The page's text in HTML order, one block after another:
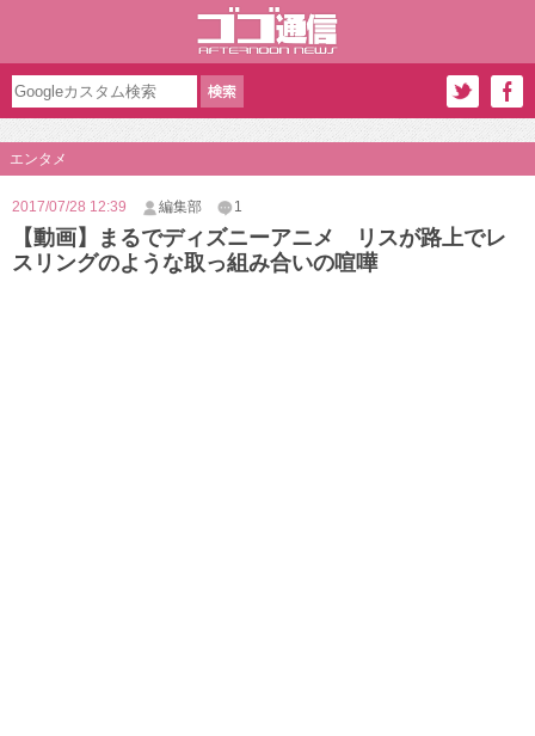
エンタメ
2017/07/28 12:39 編集部 1
【動画】まるでディズニーアニメ リスが路上でレ
スリングのような取っ組み合いの喧嘩